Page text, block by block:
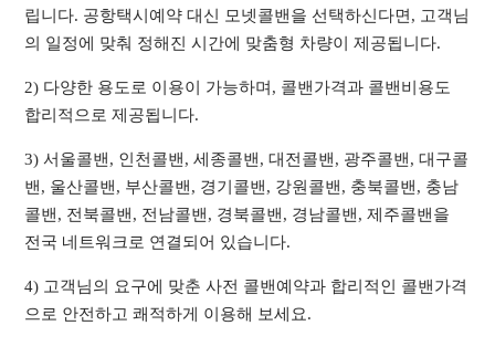
립니다. 공항택시예약 대신 모넷콜밴을 선택하신다면, 고객님
의 일정에 맞춰 정해진 시간에 맞춤형 차량이 제공됩니다.
2) 다양한 용도로 이용이 가능하며, 콜밴가격과 콜밴비용도
합리적으로 제공됩니다.
3) 서울콜밴, 인천콜밴, 세종콜밴, 대전콜밴, 광주콜밴, 대구콜
밴, 울산콜밴, 부산콜밴, 경기콜밴, 강원콜밴, 충북콜밴, 충남
콜밴, 전북콜밴, 전남콜밴, 경북콜밴, 경남콜밴, 제주콜밴을
전국 네트워크로 연결되어 있습니다.
4) 고객님의 요구에 맞춘 사전 콜밴예약과 합리적인 콜밴가격
으로 안전하고 쾌적하게 이용해 보세요.